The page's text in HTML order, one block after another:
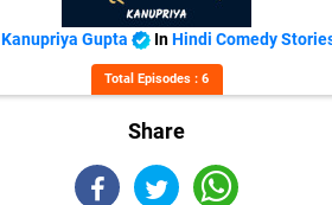
Kanupriya Gupta InHindi Comedy
Total Episodes : 6
Share